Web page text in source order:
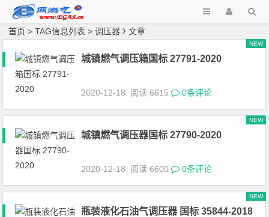
首页 > TAG信息列表 > 调压器 文章
城镇燃气调压箱国标 27791-2020
NEW
2020-12-18 阅读 6615 0条评论
城镇燃气调压器国标 27790-2020
NEW
2020-12-18 阅读 6600 0条评论
瓶装液化石油气调压器 国标 35844-2018
NEW